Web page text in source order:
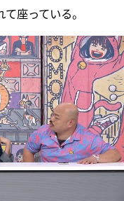
座っている。